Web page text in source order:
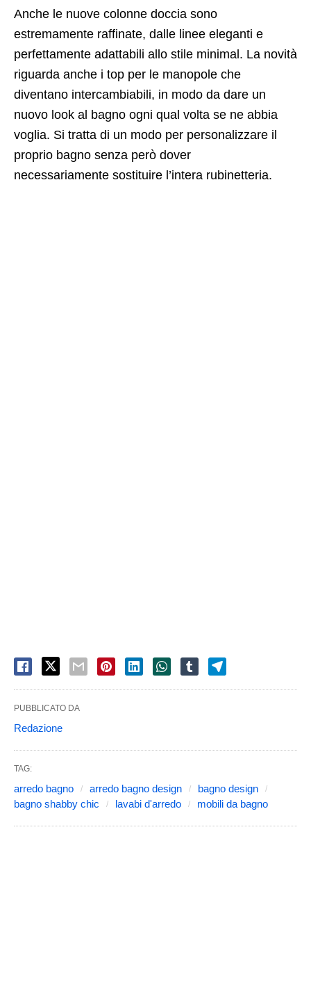
Anche le nuove colonne doccia sono
estremamente raffinate, dalle linee eleganti e
perfettamente adattabili allo stile minimal. La novità
riguarda anche i top per le manopole che
diventano intercambiabili, in modo da dare un
nuovo look al bagno ogni qual volta se ne abbia
voglia. Si tratta di un modo per personalizzare il
proprio bagno senza però dover
necessariamente sostituire l’intera rubinetteria.
PUBBLICATO DA
Redazione
TAG:
arredo bagno arredo bagno design
bagno design
bagno shabby chic
lavabi d'arredo mobili da bagno